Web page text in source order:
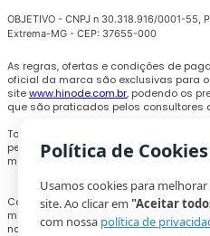
OBJETIVO - CNPJ n 30.318.916/0001-55,
Extrema-MG - CEP: 37655-000
As regras, ofertas e condições de
oficial da marca são exclusivas para
sitewww.hinode.com.br, podendo os
que são praticados pelos consultores
Todas as promoções, descontos e
período limitado e podem ser
momento sem prévio aviso.
Com o objetivo de personalizar a
melhor, cookies e outras tecnologias
navegação, para coletar
Política de Cookies
Usamos cookies para
site. Ao clicar em "Aceitar
com nossa política de